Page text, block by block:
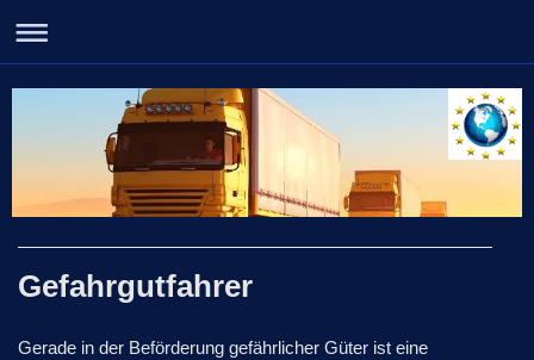
Gefahrgutfahrer
Gerade in der Beförderung gefährlicher Güter ist eine